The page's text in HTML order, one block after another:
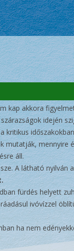
kap akkora
idején
kritikus
mutatják, mennyire
áll.
A látható nyilván
fürdés helyett
ivóvízzel
ha nem